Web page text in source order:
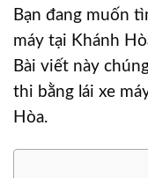
Bạn đang muốn
máy tại Khánh
Bài viết này
thi bằng lái xe
Hòa.